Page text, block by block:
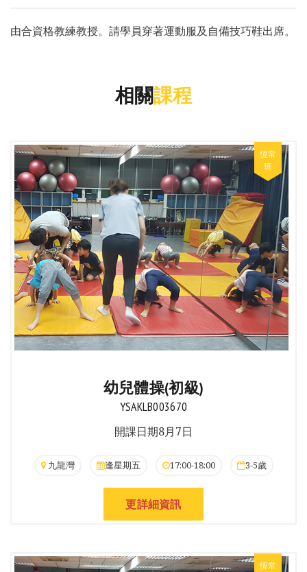
由合資格教練教授。請學員穿著運動服及自備技巧鞋出席。
相關課程
幼兒體操(初級)
YSAKLB003670
開課日期8月7日
九龍灣 逢星期五 17:00-18:00 3-5歲
更詳細資訊